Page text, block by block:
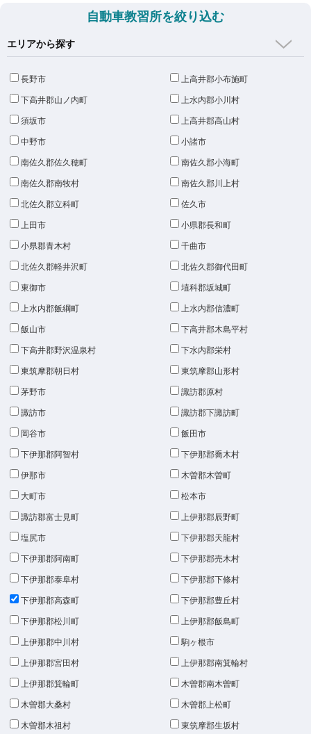
自動車教習所を絞り込む
エリアから探す
長野市 上高井郡小布施町
下高井郡山ノ内町 上水内郡小川村
須坂市 上高井郡高山村
中野市 小諸市
南佐久郡佐久穂町 南佐久郡小海町
南佐久郡南牧村 南佐久郡川上村
北佐久郡立科町 佐久市
上田市 小県郡長和町
小県郡青木村 千曲市
北佐久郡軽井沢町 北佐久郡御代田町
東御市 埴科郡坂城町
上水内郡飯綱町 上水内郡信濃町
飯山市 下高井郡木島平村
下高井郡野沢温泉村 下水内郡栄村
東筑摩郡朝日村 東筑摩郡山形村
茅野市 諏訪郡原村
諏訪市 諏訪郡下諏訪町
岡谷市 飯田市
下伊那郡阿智村 下伊那郡喬木村
伊那市 木曽郡木曽町
大町市 松本市
諏訪郡富士見町 上伊那郡辰野町
塩尻市 下伊那郡天龍村
下伊那郡阿南町 下伊那郡売木村
下伊那郡泰阜村 下伊那郡下條村
下伊那郡高森町 下伊那郡豊丘村
下伊那郡松川町 上伊那郡飯島町
上伊那郡中川村 駒ヶ根市
上伊那郡宮田村 上伊那郡南箕輪村
上伊那郡箕輪町 木曽郡南木曽町
木曽郡大桑村 木曽郡上松町
木曽郡木祖村 東筑摩郡生坂村